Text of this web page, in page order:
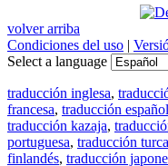
volver arriba
Condiciones del uso |
Select a language
traducción inglesa,
francesa, traducción
traducción kazaja,
portuguesa, traducción turca
finlandés, traducción